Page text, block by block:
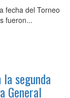
fecha del Torneo
fueron...
segunda
General